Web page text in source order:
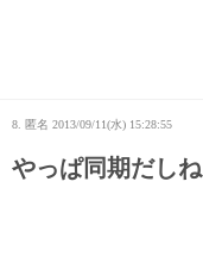
8. 匿名 2013/09/11(水) 15:28:55
やっぱ同期だしね